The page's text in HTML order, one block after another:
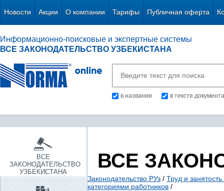
Новости Акции О компании Тарифы Публичная оферта
Информационно-поисковые и экспертные системы
ВСЕ ЗАКОНОДАТЕЛЬСТВО УЗБЕКИСТАНА
в названии в тексте документа
ВСЕ
ЗАКОНОДАТЕЛЬСТВО
УЗБЕКИСТАНА
ВСЕ
Законодательство РУз / Труд и
категориями работников /